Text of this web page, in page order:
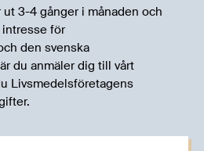
3-4 gånger i månaden och
för
den svenska
du anmäler dig till vårt
Livsmedelsföretagens